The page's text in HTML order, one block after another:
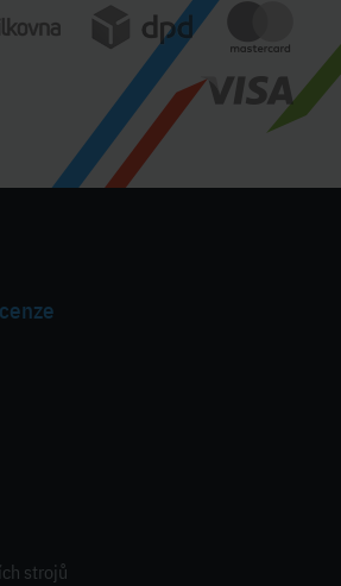
strojů